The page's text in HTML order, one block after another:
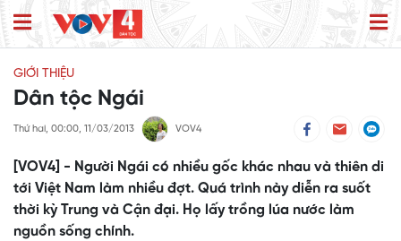
GIỚI THIỆU
Dân tộc Ngái
Thứ hai, 00:00, 11/03/2013 VOV4
[VOV4] - Người Ngái có nhiều gốc khác nhau và thiên di
tới Việt Nam làm nhiều đợt. Quá trình này diễn ra suốt
thời kỳ Trung và Cận đại. Họ lấy trồng lúa nước làm
nguồn sống chính.